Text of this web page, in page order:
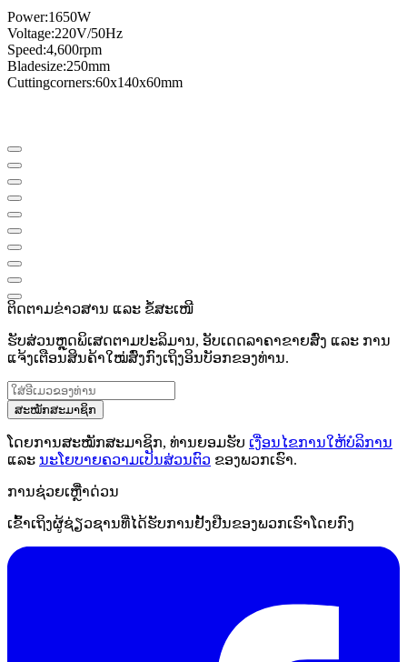
Power:1650W
Voltage:220V/50Hz
Speed:4,600rpm
Bladesize:250mm
Cuttingcorners:60x140x60mm
ຕິດຕາມຂ່າວສານ ແລະ ຂໍ້ສະເໜີ
ຮັບສ່ວນຫຼຸດພິເສດຕາມປະລິມານ, ອັບເດດລາຄາຂາຍສົ່ງ ແລະ ການ
ແຈ້ງເຕືອນສິນຄ້າໃໝ່ສົ່ງກົງເຖິງອິນບັອກຂອງທ່ານ.
ສະໝັກສະມາຊິກ
ໂດຍການສະໝັກສະມາຊິກ, ທ່ານຍອມຮັບ ເງື່ອນໄຂການໃຫ້ບໍລິການ
ແລະ ນະໂຍບາຍຄວາມເປັນສ່ວນຕົວ ຂອງພວກເຮົາ.
ການຊ່ວຍເຫຼືໍາດ່ວນ
ເຂົ້າເຖິງຜູ້ຊ່ຽວຊານທີ່ໄດ້ຮັບການຢັ້ງຢືນຂອງພວກເຮົາໂດຍກົງ